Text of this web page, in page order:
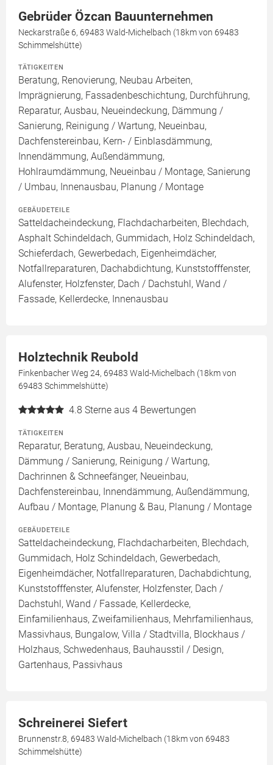
Gebrüder Özcan Bauunternehmen
Neckarstraße 6, 69483 Wald-Michelbach (18km von 69483
Schimmelshütte)
TÄTIGKEITEN
Beratung, Renovierung, Neubau Arbeiten,
Imprägnierung, Fassadenbeschichtung, Durchführung,
Reparatur, Ausbau, Neueindeckung, Dämmung /
Sanierung, Reinigung / Wartung, Neueinbau,
Dachfenstereinbau, Kern- / Einblasdämmung,
Innendämmung, Außendämmung,
Hohlraumdämmung, Neueinbau / Montage, Sanierung
/ Umbau, Innenausbau, Planung / Montage
GEBÄUDETEILE
Satteldacheindeckung, Flachdacharbeiten, Blechdach,
Asphalt Schindeldach, Gummidach, Holz Schindeldach,
Schieferdach, Gewerbedach, Eigenheimdächer,
Notfallreparaturen, Dachabdichtung, Kunststofffenster,
Alufenster, Holzfenster, Dach / Dachstuhl, Wand /
Fassade, Kellerdecke, Innenausbau
Holztechnik Reubold
Finkenbacher Weg 24, 69483 Wald-Michelbach (18km von
69483 Schimmelshütte)
4.8 Sterne aus 4 Bewertungen
TÄTIGKEITEN
Reparatur, Beratung, Ausbau, Neueindeckung,
Dämmung / Sanierung, Reinigung / Wartung,
Dachrinnen & Schneefänger, Neueinbau,
Dachfenstereinbau, Innendämmung, Außendämmung,
Aufbau / Montage, Planung & Bau, Planung / Montage
GEBÄUDETEILE
Satteldacheindeckung, Flachdacharbeiten, Blechdach,
Gummidach, Holz Schindeldach, Gewerbedach,
Eigenheimdächer, Notfallreparaturen, Dachabdichtung,
Kunststofffenster, Alufenster, Holzfenster, Dach /
Dachstuhl, Wand / Fassade, Kellerdecke,
Einfamilienhaus, Zweifamilienhaus, Mehrfamilienhaus,
Massivhaus, Bungalow, Villa / Stadtvilla, Blockhaus /
Holzhaus, Schwedenhaus, Bauhausstil / Design,
Gartenhaus, Passivhaus
Schreinerei Siefert
Brunnenstr.8, 69483 Wald-Michelbach (18km von 69483
Schimmelshütte)